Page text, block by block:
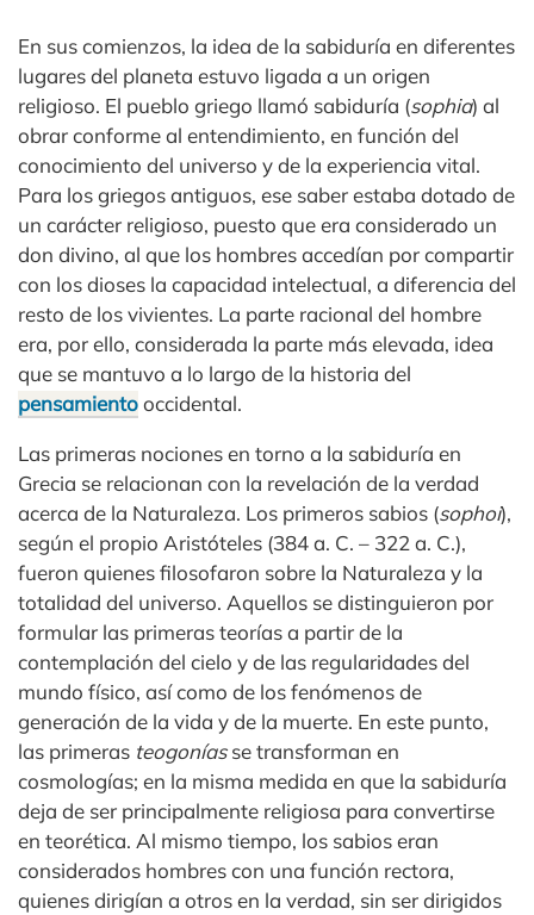
En sus comienzos, la idea de la sabiduría en diferentes
lugares del planeta estuvo ligada a un origen
religioso. El pueblo griego llamó sabiduría (sophia) al
obrar conforme al entendimiento, en función del
conocimiento del universo y de la experiencia vital.
Para los griegos antiguos, ese saber estaba dotado de
un carácter religioso, puesto que era considerado un
don divino, al que los hombres accedían por compartir
con los dioses la capacidad intelectual, a diferencia del
resto de los vivientes. La parte racional del hombre
era, por ello, considerada la parte más elevada, idea
que se mantuvo a lo largo de la historia del
pensamientooccidental.
Las primeras nociones en torno a la sabiduría en
Grecia se relacionan con la revelación de la verdad
acerca de la Naturaleza. Los primeros sabios (sophoi),
según el propio Aristóteles (384 a. C. – 322 a. C.),
fueron quienes filosofaron sobre la Naturaleza y la
totalidad del universo. Aquellos se distinguieron por
formular las primeras teorías a partir de la
contemplación del cielo y de las regularidades del
mundo físico, así como de los fenómenos de
generación de la vida y de la muerte. En este punto,
las primeras teogoníasse transforman en
cosmologías; en la misma medida en que la sabiduría
deja de ser principalmente religiosa para convertirse
en teorética. Al mismo tiempo, los sabios eran
considerados hombres con una función rectora,
quienes dirigían a otros en la verdad, sin ser dirigidos